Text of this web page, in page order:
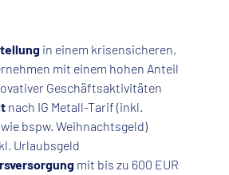
in einem krisensicheren,
mit einem hohen Anteil
Geschäftsaktivitäten
nach IG Metall-Tarif (inkl.
bspw. Weihnachtsgeld)
Urlaubsgeld
mit bis zu 600 EUR